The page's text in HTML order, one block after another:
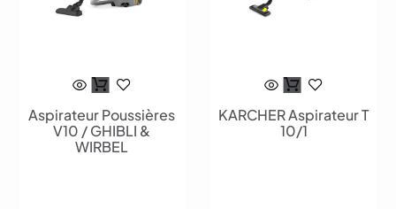
Aspirateur Poussières
V10 / GHIBLI &
WIRBEL
KARCHER Aspirateur T
10/1